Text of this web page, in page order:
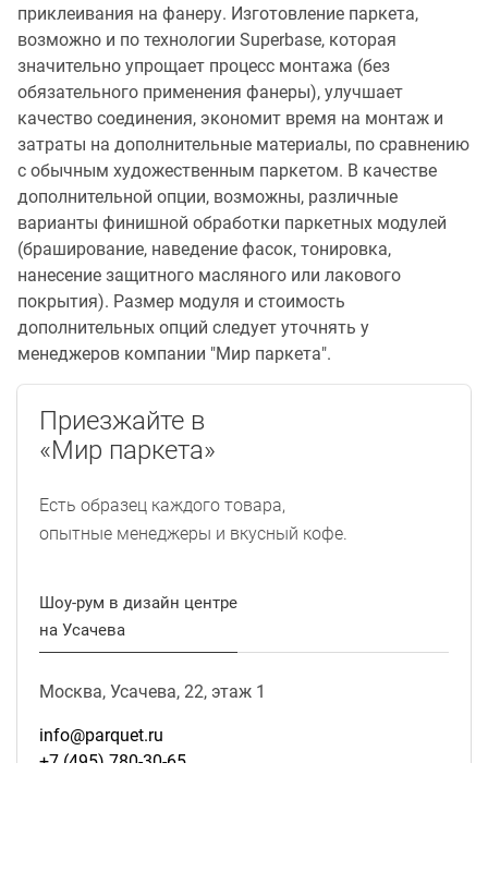
приклеивания на фанеру. Изготовление паркета,
возможно и по технологии Superbase, которая
значительно упрощает процесс монтажа (без
обязательного применения фанеры), улучшает
качество соединения, экономит время на монтаж и
затраты на дополнительные материалы, по сравнению
с обычным художественным паркетом. В качестве
дополнительной опции, возможны, различные
варианты финишной обработки паркетных модулей
(браширование, наведение фасок, тонировка,
нанесение защитного масляного или лакового
покрытия). Размер модуля и стоимость
дополнительных опций следует уточнять у
менеджеров компании "Мир паркета".
Приезжайте в
«Мир паркета»
Есть образец каждого товара,
опытные менеджеры и вкусный кофе.
Шоу-рум в дизайн центре
на Усачева
Москва, Усачева, 22, этаж 1
info@parquet.ru
+7 (495) 780-30-65